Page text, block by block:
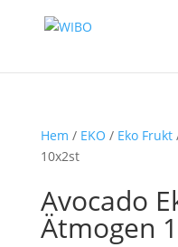
Hem / EKO / Eko Frukt
10x2st
Avocado
Ätmogen